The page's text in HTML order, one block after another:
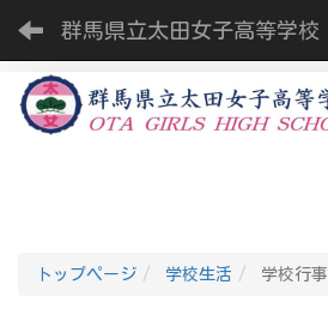
群馬県立太田女子高等学校
トップページ 学校生活 学校行事